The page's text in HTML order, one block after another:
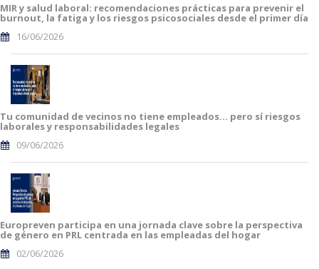
MIR y salud laboral: recomendaciones prácticas para prevenir el
burnout, la fatiga y los riesgos psicosociales desde el primer día
16/06/2026
Tu comunidad de vecinos no tiene empleados… pero sí riesgos
laborales y responsabilidades legales
09/06/2026
Europreven participa en una jornada clave sobre la perspectiva
de género en PRL centrada en las empleadas del hogar
02/06/2026